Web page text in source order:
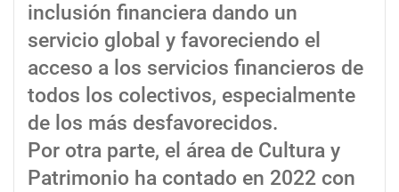
inclusión financiera dando un
servicio global y favoreciendo el
acceso a los servicios financieros de
todos los colectivos, especialmente
de los más desfavorecidos.
Por otra parte, el área de Cultura y
Patrimonio ha contado en 2022 con